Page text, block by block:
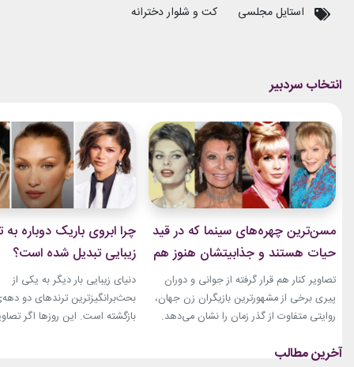
استایل مجلسی کت و شلوار دخترانه
مسن‌ترین چهره‌های سینما که در قید
حیات هستند و جذابیتشان هنوز هم
باقیست!
تصاویر کنار هم قرار گرفته از جوانی و دوران
پیری برخی از مشهورترین بازیگران زن جهان،
روایتی متفاوت از گذر زمان را نشان می‌دهد.
هنوز با حضور، شخصیت و میراث هنری خود
چرا ابروی باریک دوباره به
زیبایی تبدیل شده است؟
دنیای زیبایی بار دیگر به یکی از
بحث‌برانگیزترین ترندهای دو
بازگشته است. این روزها اگر